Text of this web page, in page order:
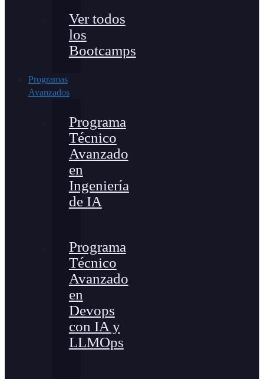
Ver todos
los
Bootcamps
Programas
Avanzados
Programa
Técnico
Avanzado
en
Ingeniería
de IA
Programa
Técnico
Avanzado
en
Devops
con IA y
LLMOps